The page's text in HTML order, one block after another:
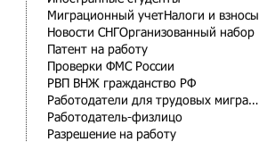
Миграционный учетНалоги и взносы
Новости СНГ Организованный набор
Патент на работу
Проверки ФМС России
РВП ВНЖ гражданство РФ
Работодатели для трудовых мигрантов
Работодатель-физлицо
Разрешение на работу